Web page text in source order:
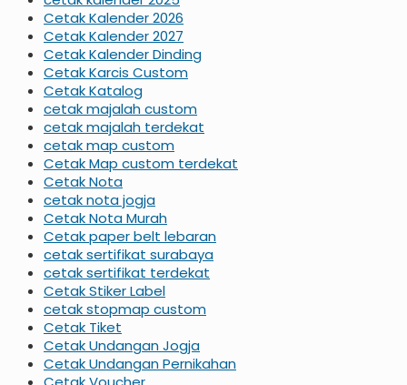
Cetak Kalender 2026
Cetak Kalender 2027
Cetak Kalender Dinding
Cetak Karcis Custom
Cetak Katalog
cetak majalah custom
cetak majalah terdekat
cetak map custom
Cetak Map custom terdekat
Cetak Nota
cetak nota jogja
Cetak Nota Murah
Cetak paper belt lebaran
cetak sertifikat surabaya
cetak sertifikat terdekat
Cetak Stiker Label
cetak stopmap custom
Cetak Tiket
Cetak Undangan Jogja
Cetak Undangan Pernikahan